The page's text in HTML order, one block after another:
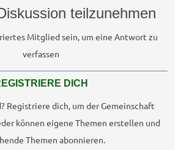
teilzunehmen
Mitglied sein, um eine Antwort zu
verfassen
DICH
Registriere dich, um der Gemeinschaft
können eigene Themen erstellen und
Themen abonnieren.